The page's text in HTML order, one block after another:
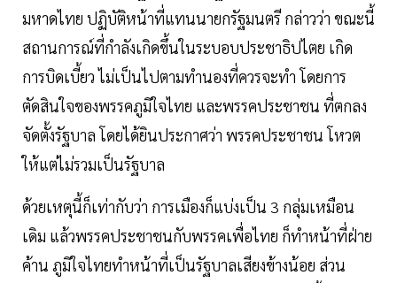
มหาดไทย ปฏิบัติหน้าที่แทนนายกรัฐมนตรี กล่าวว่า ขณะนี้
สถานการณ์ที่กำลังเกิดขึ้นในระบอบประชาธิปไตย เกิด
การบิดเบี้ยว ไม่เป็นไปตามทำนองที่ควรจะทำ โดยการ
ตัดสินใจของพรรคภูมิใจไทย และพรรคประชาชน ที่ตกลง
จัดตั้งรัฐบาล โดยได้ยินประกาศว่า พรรคประชาชน โหวต
ให้แต่ไม่รวมเป็นรัฐบาล
ด้วยเหตุนี้ก็เท่ากับว่า การเมืองก็แบ่งเป็น 3 กลุ่มเหมือน
เดิม แล้วพรรคประชาชนกับพรรคเพื่อไทย ก็ทำหน้าที่ฝ่าย
ค้าน ภูมิใจไทยทำหน้าที่เป็นรัฐบาลเสียงข้างน้อย ส่วน